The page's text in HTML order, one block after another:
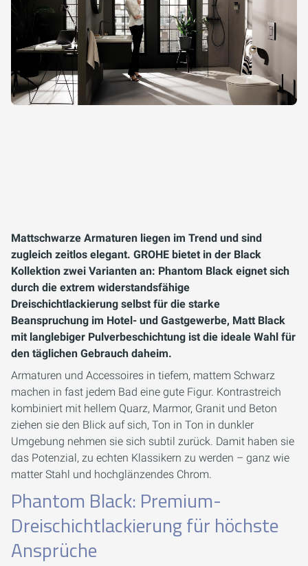
Mattschwarze Armaturen liegen im Trend und sind
zugleich zeitlos elegant. GROHE bietet in der Black
Kollektion zwei Varianten an: Phantom Black eignet sich
durch die extrem widerstandsfähige
Dreischichtlackierung selbst für die starke
Beanspruchung im Hotel- und Gastgewerbe, Matt Black
mit langlebiger Pulverbeschichtung ist die ideale Wahl für
den täglichen Gebrauch daheim.
Armaturen und Accessoires in tiefem, mattem Schwarz
machen in fast jedem Bad eine gute Figur. Kontrastreich
kombiniert mit hellem Quarz, Marmor, Granit und Beton
ziehen sie den Blick auf sich, Ton in Ton in dunkler
Umgebung nehmen sie sich subtil zurück. Damit haben sie
das Potenzial, zu echten Klassikern zu werden – ganz wie
matter Stahl und hochglänzendes Chrom.
Phantom Black: Premium-
Dreischichtlackierung für höchste
Ansprüche